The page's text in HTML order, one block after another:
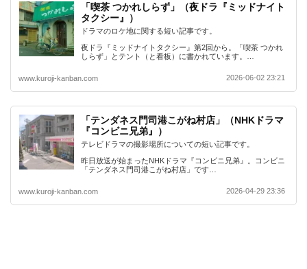
「喫茶 つかれしらず」（夜ドラ『ミッドナイト
タクシー』）
ドラマのロケ地に関する短い記事です。
夜ドラ『ミッドナイトタクシー』第2回から。「喫茶 つかれ
しらず」とテント（と看板）に書かれています。…
www.kuroji-kanban.com 2026-06-02 23:21
「テンダネス門司港こがね村店」（NHKドラマ
『コンビニ兄弟』）
テレビドラマの撮影場所についての短い記事です。
昨日放送が始まったNHKドラマ『コンビニ兄弟』。コンビニ
「テンダネス門司港こがね村店」です…
www.kuroji-kanban.com 2026-04-29 23:36